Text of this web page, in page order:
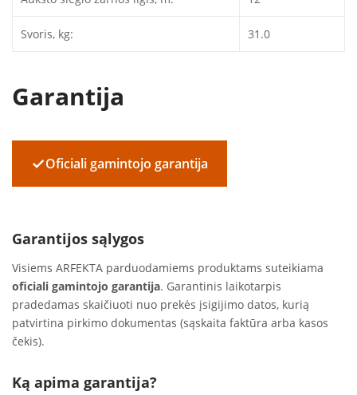
Svoris, kg: 31.0
Garantija
✓Oficiali gamintojo garantija
Garantijos sąlygos
Visiems ARFEKTA parduodamiems produktams suteikiama
oficiali gamintojo garantija. Garantinis laikotarpis
pradedamas skaičiuoti nuo prekės įsigijimo datos, kurią
patvirtina pirkimo dokumentas (sąskaita faktūra arba kasos
čekis).
Ką apima garantija?